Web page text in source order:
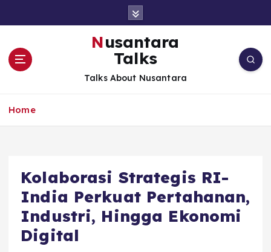
Nusantara
Talks
Talks About Nusantara
Home
Kolaborasi Strategis RI-
India Perkuat Pertahanan,
Industri, Hingga Ekonomi
Digital